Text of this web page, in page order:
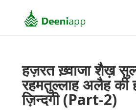
हज़रत ख़्वाजा शैख़
रहमतुल्लाह अलैह की
ज़िन्दगी (Part-2)